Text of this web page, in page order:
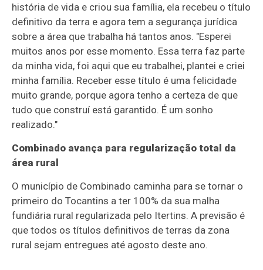
história de vida e criou sua família, ela recebeu o título
definitivo da terra e agora tem a segurança jurídica
sobre a área que trabalha há tantos anos. "Esperei
muitos anos por esse momento. Essa terra faz parte
da minha vida, foi aqui que eu trabalhei, plantei e criei
minha família. Receber esse título é uma felicidade
muito grande, porque agora tenho a certeza de que
tudo que construí está garantido. É um sonho
realizado."
Combinado avança para regularização total da
área rural
O município de Combinado caminha para se tornar o
primeiro do Tocantins a ter 100% da sua malha
fundiária rural regularizada pelo Itertins. A previsão é
que todos os títulos definitivos de terras da zona
rural sejam entregues até agosto deste ano.